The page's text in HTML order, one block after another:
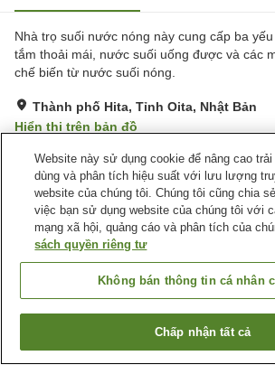
Nhà trọ suối nước nóng này cung cấp ba
tắm thoải mái, nước suối uống được và các
chế biến từ nước suối nóng.
Thành phố Hita, Tỉnh Oita, Nhật Bản
Hiển thị trên bản đồ
Tuyệt vời Đánh giá:592lượt
Tiện nghi chỗ nghỉ
Bãi đỗ xe
Xông hơi
Nhà hàng
Trang chủ Nhật Bản Tỉnh Oita
Thành
Hita Onsen Hananoki River Terrace
Tìm phòng trống
Website này sử dụng cookie để nâng cao
dùng và phân tích hiệu suất với lưu lượng
website của chúng tôi. Chúng tôi cũng chia
việc bạn sử dụng website của chúng tôi với
mạng xã hội, quảng cáo và phân tích của
sách quyền riêng tư
Không bán thông tin cá nhân
Chấp nhận tất cả